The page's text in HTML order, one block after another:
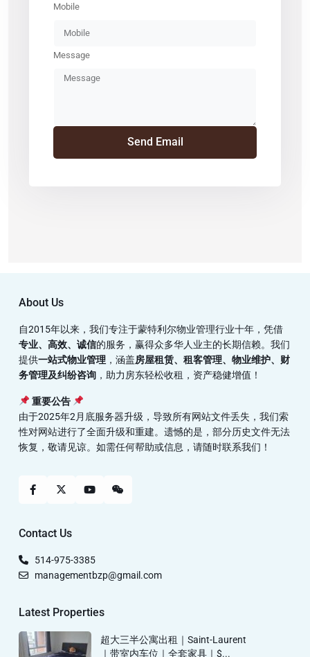
Mobile
Message
Send Email
About Us
自2015年以来，我们专注于蒙特利尔物业管理行业十年，凭借
专业、高效、诚信的服务，赢得众多华人业主的长期信赖。我们
提供一站式物业管理 ，涵盖房屋租赁、租客管理、物业维护、财
务管理及纠纷咨询 ，助力房东轻松收租，资产稳健增值！
重要公告
由于2025年2月底服务器升级，导致所有网站文件丢失，我们索
性对网站进行了全面升级和重建。遗憾的是，部分历史文件无法
恢复，敬请见谅。如需任何帮助或信息，请随时联系我们！
Contact Us
514-975-3385
managementbzp@gmail.com
Latest Properties
超大三半公寓出租｜Saint-Laurent
｜带室内车位｜全套家具｜$...